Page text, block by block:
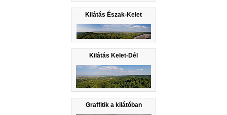
Kilátás Észak-Kelet
Kilátás Kelet-Dél
Graffitik a kilátóban